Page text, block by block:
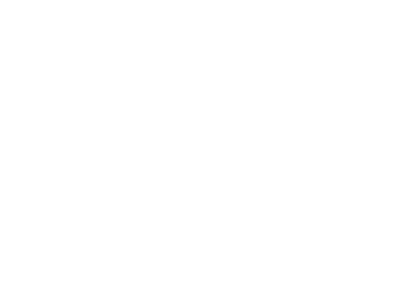
Вам перезвоним и ответим на Ваши вопросы